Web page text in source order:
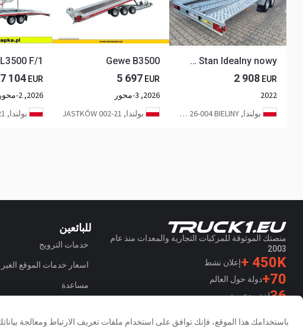
GEWE DMC 270kg długa 5m nowa nie używana Dmc Stan Idealny nowy
2 908 EUR
2022
بولندا, LECHÓW 156A 26-004 BIELINY
Gewe B3500
5 697 EUR
2026, 3-محور
بولندا, 21-002 JASTKÓW
7 104EUR
2026, 2-محور
بولندا, 21-002 JASTKÓW
منصتك الموثوقة للمركبات التجارية والمعدات منذ عام
2003
450K + إعلان نشط
70+ دولة حول العالم
36لغة مدعومة
4.7/5
Trustpilot
للبائعين
خدمات الترويج
اسعار خدمات الموقع الغير
مساعدة
باستخدامك هذا الموقع، فإنك توافق على استخدام ملفات تعريف الارتباط ومعالجة